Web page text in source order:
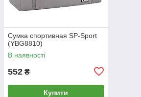
Сумка спортивная SP-Sport
(YBG8810)
В наявності
552 ₴
Купити